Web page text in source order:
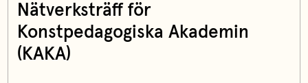
Nätverksträff för
Konstpedagogiska Akademin
(KAKA)